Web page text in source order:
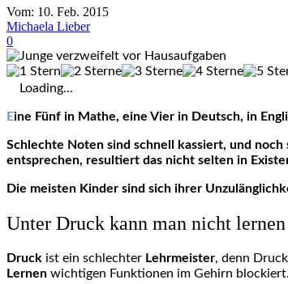
Vom: 10. Feb. 2015
Michaela Lieber
0
Loading...
Eine Fünf in Mathe, eine Vier in Deutsch, in
Schlechte Noten sind schnell kassiert, und
entsprechen, resultiert das nicht selten in
Die meisten Kinder sind sich ihrer
Unter Druck kann man nicht lernen
Druck ist ein schlechter Lehrmeister, denn
Lernen wichtigen Funktionen im Gehirn